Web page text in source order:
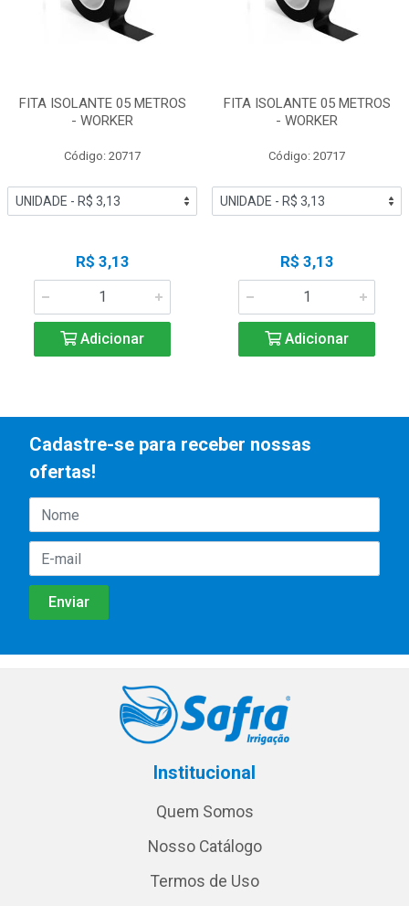
FITA ISOLANTE 05 METROS
- WORKER
Código: 20717
R$ 3,13
Adicionar
FITA ISOLANTE 05 METROS
- WORKER
Código: 20717
R$ 3,13
Adicionar
Cadastre-se para receber nossas
ofertas!
Institucional
Quem Somos
Nosso Catálogo
Termos de Uso